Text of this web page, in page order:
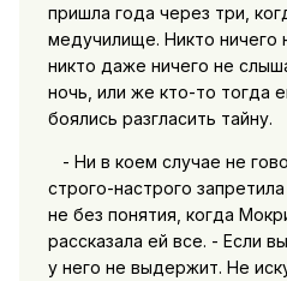
пришла года через три,
медучилище. Никто ничего
никто даже ничего не
ночь, или же кто-то тогда
боялись разгласить тайну.
- Ни в коем случае не
строго-настрого
не без понятия, когда
рассказала ей все. - Если
у него не выдержит. Не